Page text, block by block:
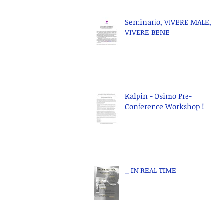
Seminario, VIVERE MALE,
VIVERE BENE
Kalpin - Osimo Pre-
Conference Workshop !
_ IN REAL TIME